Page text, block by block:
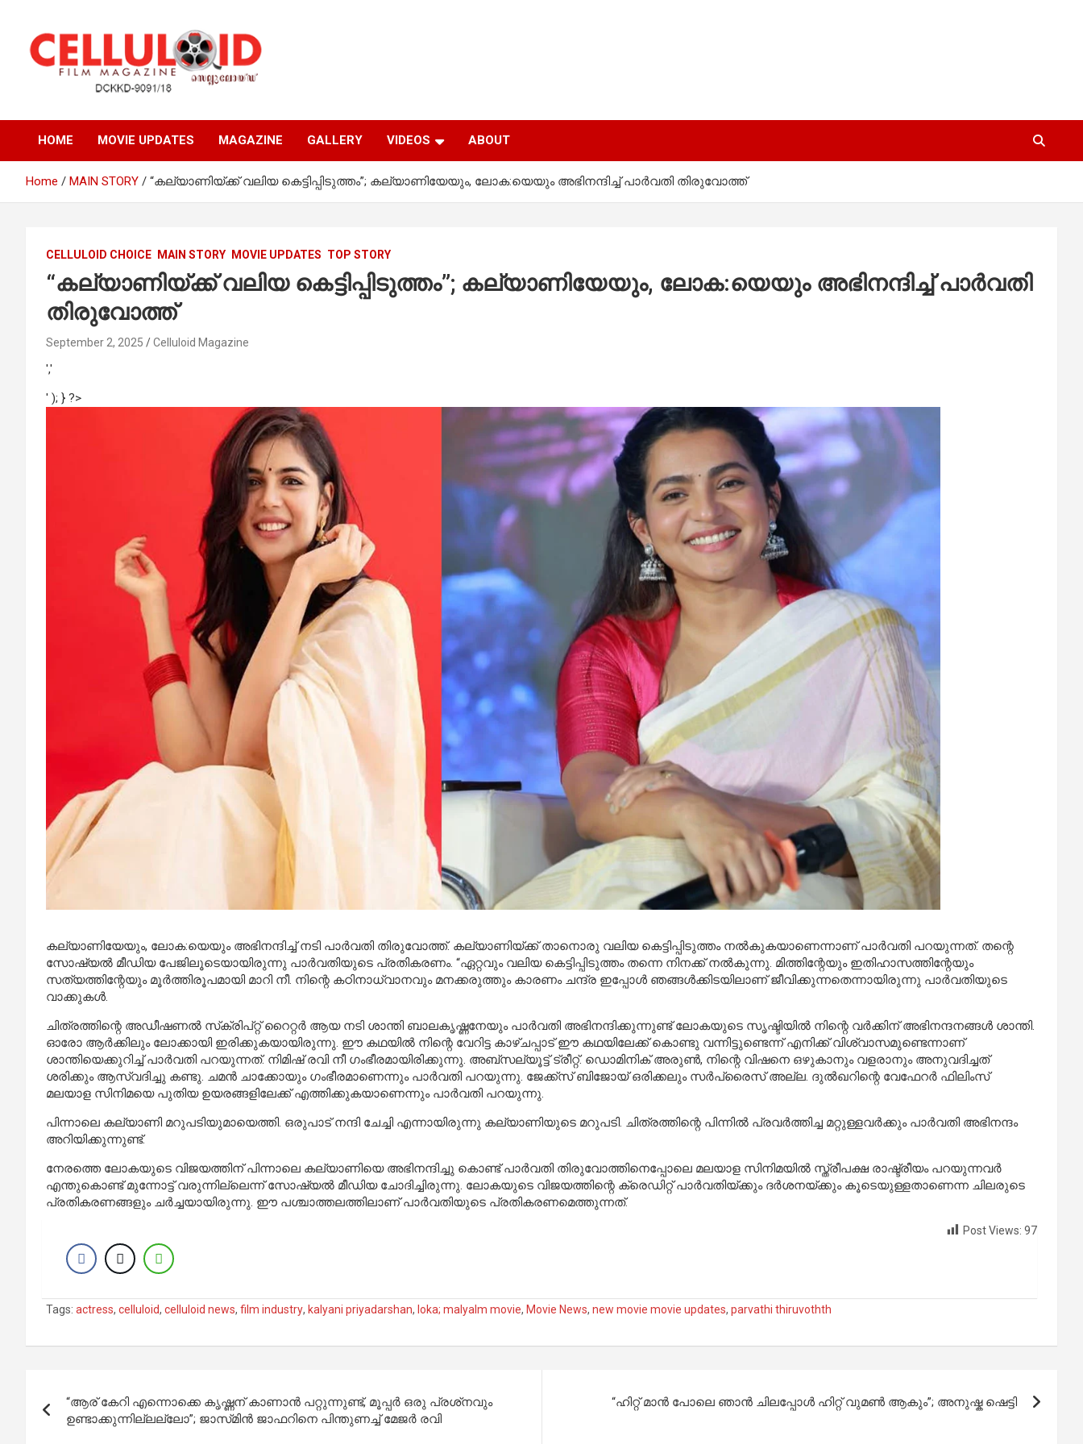
content
celluloid
HOME MOVIE UPDATES MAGAZINE GALLERY VIDEOS ABOUT
Home MAIN STORY “കല്യാണിയ്ക്ക് വലിയ കെട്ടിപ്പിടുത്തം”; കല്യാണിയേയും, ലോക:യെയും അഭിനന്ദിച്ച് പാര്‍വതി തിരുവോത്ത്
CELLULOID CHOICE MAIN STORY MOVIE UPDATES TOP STORY
“കല്യാണിയ്ക്ക് വലിയ കെട്ടിപ്പിടുത്തം”; കല്യാണിയേയും, ലോക:യെയും അഭിനന്ദിച്ച് പാര്‍വതി
തിരുവോത്ത്
September 2, 2025 Celluloid Magazine
','
' ); } ?>
കല്യാണിയേയും, ലോക:യെയും അഭിനന്ദിച്ച് നടി പാര്‍വതി തിരുവോത്ത്. കല്യാണിയ്ക്ക് താനൊരു വലിയ കെട്ടിപ്പിടുത്തം നല്‍കുകയാണെന്നാണ് പാര്‍വതി പറയുന്നത്. തന്റെ
സോഷ്യല്‍ മീഡിയ പേജിലൂടെയായിരുന്നു പാര്‍വതിയുടെ പ്രതികരണം. “ഏറ്റവും വലിയ കെട്ടിപ്പിടുത്തം തന്നെ നിനക്ക് നല്‍കുന്നു. മിത്തിന്റേയും ഇതിഹാസത്തിന്റേയും
സത്യത്തിന്റേയും മൂർത്തിരൂപമായി മാറി നീ. നിന്റെ കഠിനാധ്വാനവും മനക്കരുത്തും കാരണം ചന്ദ്ര ഇപ്പോള്‍ ഞങ്ങള്‍ക്കിടയിലാണ് ജീവിക്കുന്നതെന്നായിരുന്നു പാർവതിയുടെ
വാക്കുകൾ.
ചിത്രത്തിന്റെ അഡീഷണല്‍ സ്‌ക്രിപ്റ്റ് റൈറ്റര്‍ ആയ നടി ശാന്തി ബാലകൃഷ്ണനേയും പാര്‍വതി അഭിനന്ദിക്കുന്നുണ്ട് ലോകയുടെ സൃഷ്ടിയില്‍ നിന്റെ വര്‍ക്കിന് അഭിനന്ദനങ്ങള്‍ ശാന്തി.
ഓരോ ആര്‍ക്കിലും ലോക്കായി ഇരിക്കുകയായിരുന്നു. ഈ കഥയില്‍ നിന്റെ വേറിട്ട കാഴ്ചപ്പാട് ഈ കഥയിലേക്ക് കൊണ്ടു വന്നിട്ടുണ്ടെന്ന് എനിക്ക് വിശ്വാസമുണ്ടെന്നാണ്
ശാന്തിയെക്കുറിച്ച് പാര്‍വതി പറയുന്നത്. നിമിഷ് രവി നീ ഗംഭീരമായിരിക്കുന്നു. അബ്‌സല്യൂട്ട് ട്രീറ്റ്. ഡൊമിനിക് അരുണ്‍, നിന്റെ വിഷനെ ഒഴുകാനും വളരാനും അനുവദിച്ചത്
ശരിക്കും ആസ്വദിച്ചു കണ്ടു. ചമന്‍ ചാക്കോയും ഗംഭീരമാണെന്നും പാര്‍വതി പറയുന്നു. ജേക്ക്‌സ് ബിജോയ് ഒരിക്കലും സര്‍പ്രൈസ് അല്ല. ദുല്‍ഖറിന്റെ വേഫേറര്‍ ഫിലിംസ്
മലയാള സിനിമയെ പുതിയ ഉയരങ്ങളിലേക്ക് എത്തിക്കുകയാണെന്നും പാര്‍വതി പറയുന്നു.
പിന്നാലെ കല്യാണി മറുപടിയുമായെത്തി. ഒരുപാട് നന്ദി ചേച്ചി എന്നായിരുന്നു കല്യാണിയുടെ മറുപടി. ചിത്രത്തിന്റെ പിന്നില്‍ പ്രവര്‍ത്തിച്ച മറ്റുള്ളവര്‍ക്കും പാര്‍വതി അഭിനന്ദം
അറിയിക്കുന്നുണ്ട്.
നേരത്തെ ലോകയുടെ വിജയത്തിന് പിന്നാലെ കല്യാണിയെ അഭിനന്ദിച്ചു കൊണ്ട് പാര്‍വതി തിരുവോത്തിനെപ്പോലെ മലയാള സിനിമയില്‍ സ്ത്രീപക്ഷ രാഷ്ട്രീയം പറയുന്നവര്‍
എന്തുകൊണ്ട് മുന്നോട്ട് വരുന്നില്ലെന്ന് സോഷ്യല്‍ മീഡിയ ചോദിച്ചിരുന്നു. ലോകയുടെ വിജയത്തിന്റെ ക്രെഡിറ്റ് പാര്‍വതിയ്ക്കും ദര്‍ശനയ്ക്കും കൂടെയുള്ളതാണെന്ന ചിലരുടെ
പ്രതികരണങ്ങളും ചര്‍ച്ചയായിരുന്നു. ഈ പശ്ചാത്തലത്തിലാണ് പാര്‍വതിയുടെ പ്രതികരണമെത്തുന്നത്.
Post Views: 97
Tags: actress, celluloid, celluloid news, film industry, kalyani priyadarshan, loka; malyalm movie, Movie News, new movie movie updates, parvathi thiruvothth
navigation
“ആര് കേറി എന്നൊക്കെ കൃഷ്ണന് കാണാന്‍ പറ്റുന്നുണ്ട്, മൂപ്പര്‍ ഒരു പ്രശ്‌നവും
ഉണ്ടാക്കുന്നില്ലല്ലോ”; ജാസ്‍മിൻ ജാഫറിനെ പിന്തുണച്ച് മേജർ രവി
“ഹിറ്റ് മാന്‍ പോലെ ഞാൻ ചിലപ്പോൾ ഹിറ്റ് വുമണ്‍ ആകും”; അനുഷ്ക ഷെട്ടി